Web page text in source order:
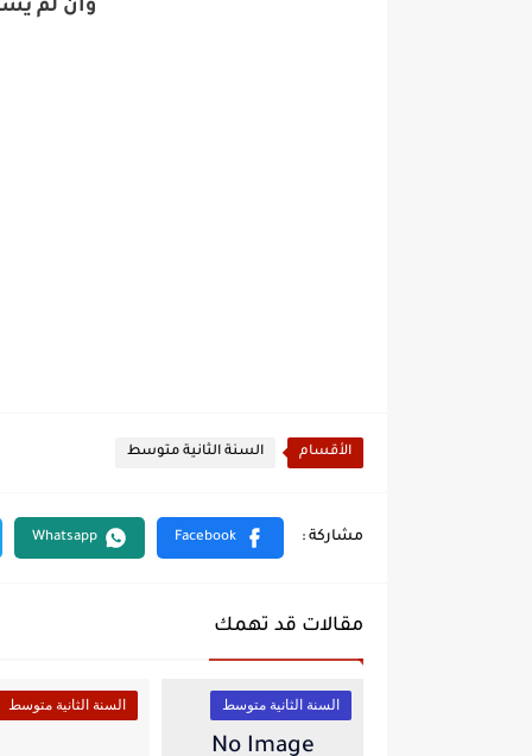
وان لم
الأقسام السنة الثانية متوسط
مقالات قد تهمك
السنة الثانية متوسط السنة الثانية متوسط